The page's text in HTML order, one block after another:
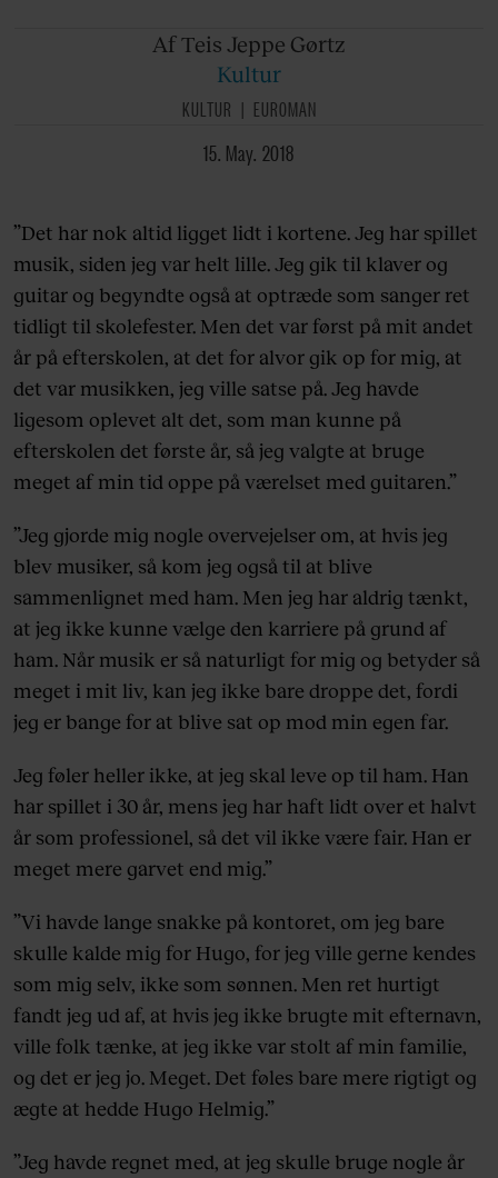
Af Teis Jeppe Gørtz
Kultur
KULTUR
EUROMAN
15. May. 2018
”Det har nok altid ligget lidt i kortene. Jeg har spillet
musik, siden jeg var helt lille. Jeg gik til klaver og
guitar og begyndte også at optræde som sanger ret
tidligt til skolefester. Men det var først på mit andet
år på efterskolen, at det for alvor gik op for mig, at
det var musikken, jeg ville satse på. Jeg havde
ligesom oplevet alt det, som man kunne på
efterskolen det første år, så jeg valgte at bruge
meget af min tid oppe på værelset med guitaren.”
”Jeg gjorde mig nogle overvejelser om, at hvis jeg
blev musiker, så kom jeg også til at blive
sammenlignet med ham. Men jeg har aldrig tænkt,
at jeg ikke kunne vælge den karriere på grund af
ham. Når musik er så naturligt for mig og betyder så
meget i mit liv, kan jeg ikke bare droppe det, fordi
jeg er bange for at blive sat op mod min egen far.
Jeg føler heller ikke, at jeg skal leve op til ham. Han
har spillet i 30 år, mens jeg har haft lidt over et halvt
år som professionel, så det vil ikke være fair. Han er
meget mere garvet end mig.”
”Vi havde lange snakke på kontoret, om jeg bare
skulle kalde mig for Hugo, for jeg ville gerne kendes
som mig selv, ikke som sønnen. Men ret hurtigt
fandt jeg ud af, at hvis jeg ikke brugte mit efternavn,
ville folk tænke, at jeg ikke var stolt af min familie,
og det er jeg jo. Meget. Det føles bare mere rigtigt og
ægte at hedde Hugo Helmig.”
”Jeg havde regnet med, at jeg skulle bruge nogle år